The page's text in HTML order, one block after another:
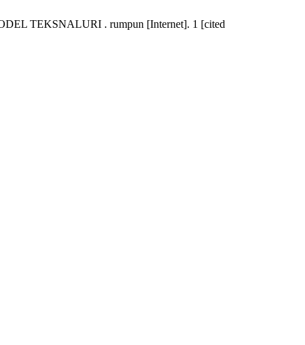
TEKSNALURI . rumpun [Internet]. 1 [cited